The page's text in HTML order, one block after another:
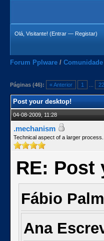
Olá, Visitante! (Entrar — Registar)
Forum Pplware / Comunidade
Páginas (46): « Anterior 1 22
Post your desktop!
04-08-2009, 11:28
.mechanism
Technical aspect of a larger process.
RE: Post
Fábio
Ana